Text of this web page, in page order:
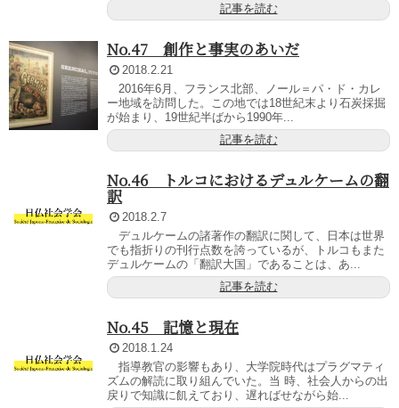
記事を読む
No.47 創作と事実のあいだ
2018.2.21
2016年6月、フランス北部、ノール＝パ・ド・カレ
ー地域を訪問した。この地では18世紀末より石炭採掘
が始まり、19世紀半ばから1990年...
記事を読む
No.46 トルコにおけるデュルケームの翻
訳
2018.2.7
デュルケームの諸著作の翻訳に関して、日本は世界
でも指折りの刊行点数を誇っているが、トルコもまた
デュルケームの「翻訳大国」であることは、あ...
記事を読む
No.45 記憶と現在
2018.1.24
指導教官の影響もあり、大学院時代はプラグマティ
ズムの解読に取り組んでいた。当 時、社会人からの出
戻りで知識に飢えており、遅ればせながら始...